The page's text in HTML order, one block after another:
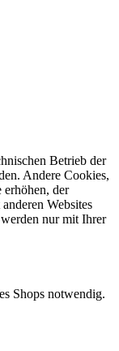
Betrieb der
Andere Cookies,
der
Websites
nur mit Ihrer
Shops notwendig.